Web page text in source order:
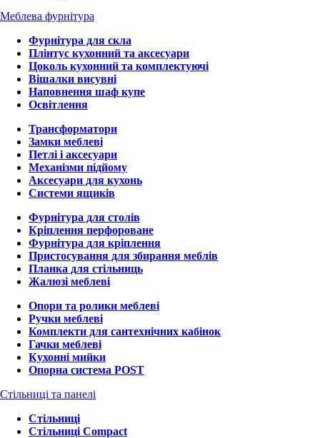
Меблева фурнітура
Фурнітура для скла
Плінтус кухонний та аксесуари
Цоколь кухонний та комплектуючі
Вішалки висувні
Наповнення шаф купе
Освітлення
Трансформатори
Замки меблеві
Петлі і аксесуари
Механізми підйому
Аксесуари для кухонь
Системи ящиків
Фурнітура для столів
Кріплення перфороване
Фурнітура для кріплення
Пристосування для збирання меблів
Планка для стільниць
Жалюзі меблеві
Опори та ролики меблеві
Ручки меблеві
Комплекти для сантехнічних кабінок
Гачки меблеві
Кухонні мийки
Опорна система POST
Стільниці та панелі
Стільниці
Стільниці Compact